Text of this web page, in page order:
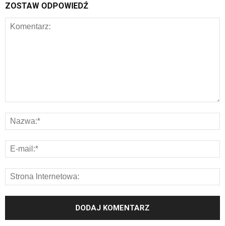
ZOSTAW ODPOWIEDŹ